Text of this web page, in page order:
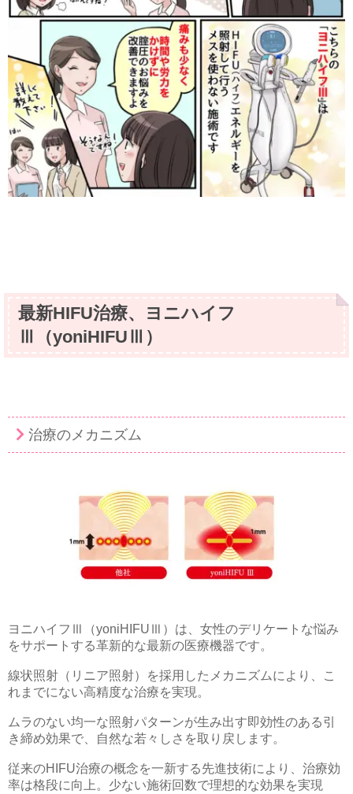
最新HIFU治療、ヨニハイフ
Ⅲ（yoniHIFUⅢ）
治療のメカニズム
ヨニハイフⅢ（yoniHIFUⅢ）は、女性のデリケートな悩み
をサポートする革新的な最新の医療機器です。
線状照射（リニア照射）を採用したメカニズムにより、こ
れまでにない高精度な治療を実現。
ムラのない均一な照射パターンが生み出す即効性のある引
き締め効果で、自然な若々しさを取り戻します。
従来のHIFU治療の概念を一新する先進技術により、治療効
率は格段に向上。少ない施術回数で理想的な効果を実現